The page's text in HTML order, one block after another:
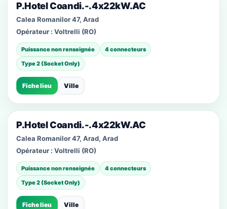
P.Hotel Coandi.-.4x22kW.AC
Calea Romanilor 47, Arad
Opérateur : Voltrelli (RO)
Puissance non renseignée
4 connecteurs
Type 2 (Socket Only)
Fiche lieu Ville
P.Hotel Coandi.-.4x22kW.AC
Calea Romanilor 47, Arad, Arad
Opérateur : Voltrelli (RO)
Puissance non renseignée
4 connecteurs
Type 2 (Socket Only)
Fiche lieu Ville